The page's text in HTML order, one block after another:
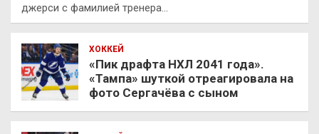
джерси с фамилией тренера…
ХОККЕЙ
«Пик драфта НХЛ 2041 года».
«Тампа» шуткой отреагировала на
фото Сергачёва с сыном